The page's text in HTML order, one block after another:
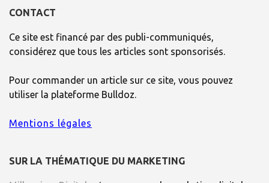
CONTACT
Ce site est financé par des publi-communiqués,
considérez que tous les articles sont sponsorisés.
Pour commander un article sur ce site, vous pouvez
utiliser la plateforme Bulldoz.
Mentions légales
SUR LA THÉMATIQUE DU MARKETING